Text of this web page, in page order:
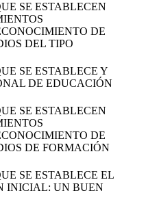
SE ESTABLECEN
DE
DEL TIPO
SE ESTABLECE Y
DE EDUCACIÓN
SE ESTABLECEN
DE
DE FORMACIÓN
SE ESTABLECE EL
INICIAL: UN BUEN